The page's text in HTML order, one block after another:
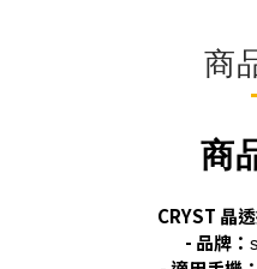
商
商
CRYST 晶
- 品牌：